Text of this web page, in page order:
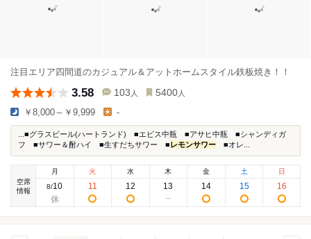
注目エリア四間道のカジュアル＆アットホームスタイル鉄板焼き！！
3.58 103 人 5400 人
￥8,000～￥9,999 -
...■グラスビール(ハートランド) ■エビス中瓶 ■アサヒ中瓶 ■シャンディガ
フ ■サワー＆酎ハイ ■生すだちサワー ■ レモンサワー ■オレ...
空席
情報
月
8/10
火
11
水
12
木
13
金
14
土
15
日
16